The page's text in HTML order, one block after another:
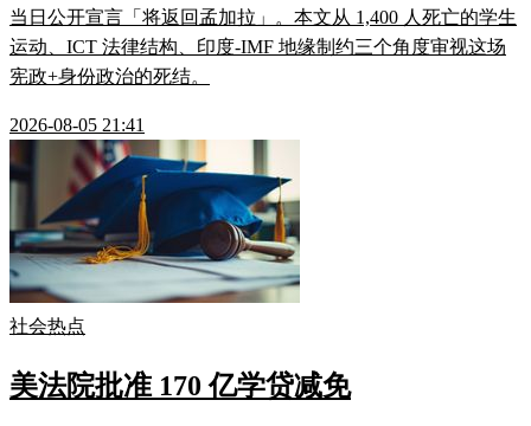
当日公开宣言「将返回孟加拉」。本文从 1,400 人死亡的学生
运动、ICT 法律结构、印度-IMF 地缘制约三个角度审视这场
宪政+身份政治的死结。
2026-08-05 21:41
社会热点
美法院批准 170 亿学贷减免